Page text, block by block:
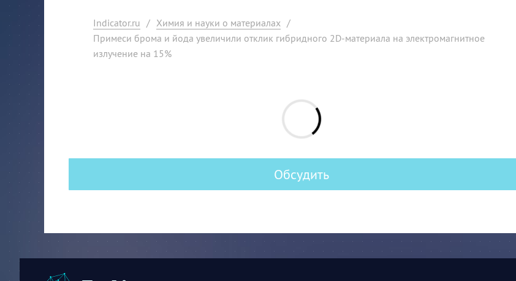
Indicator.ru / Химия и науки о материалах /
Примеси брома и йода увеличили отклик гибридного 2D-материала на электромагнитное
излучение на 15%
Обсудить